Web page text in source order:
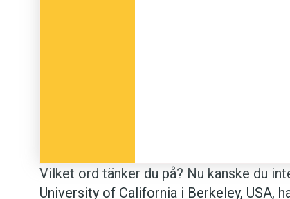
Vilket ord tänker du på? Nu kanske du
University of California i Berkeley, USA,